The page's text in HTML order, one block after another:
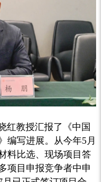
红教授汇报了《中国
编写进展。从今年5月
料比选、现场项目答
项目申报竞争者中申